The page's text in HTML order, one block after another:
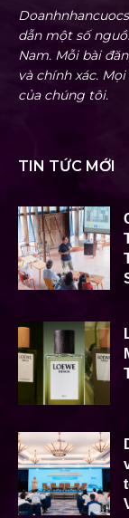
dẫn một số
Nam. Mỗi bài
và chính xác.
của chúng tôi.
TIN TỨC MỚI